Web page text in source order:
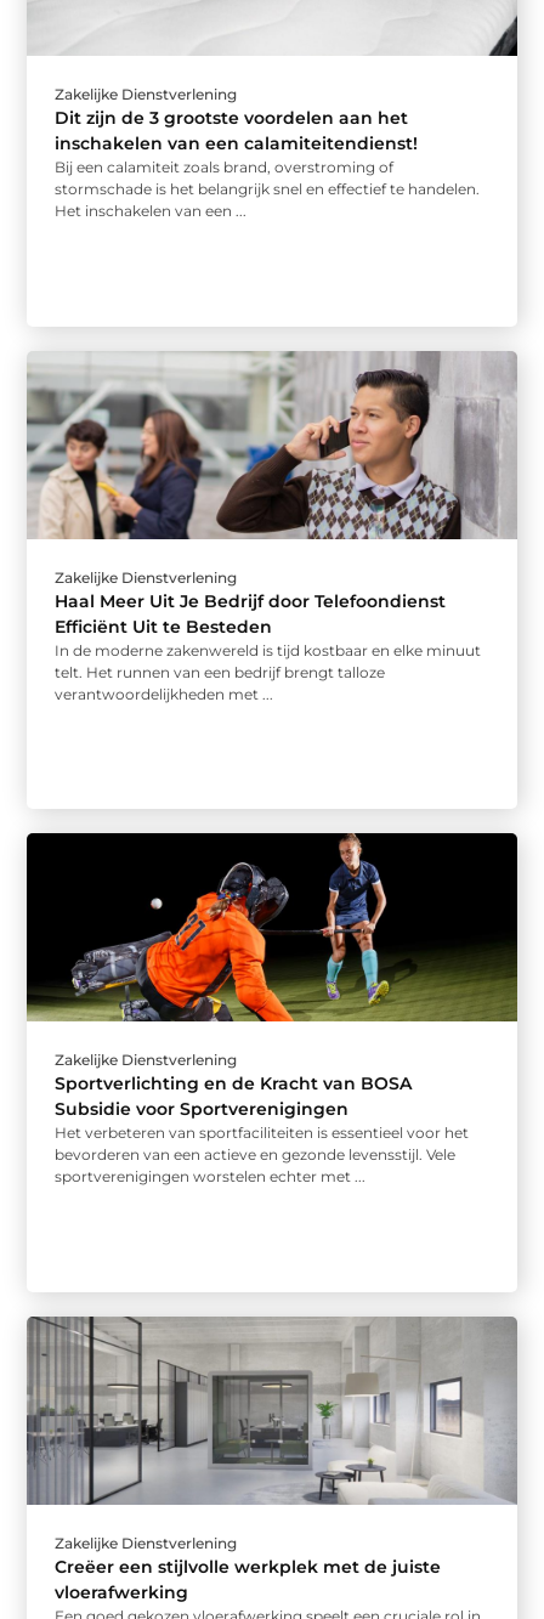
Zakelijke Dienstverlening
Dit zijn de 3 grootste voordelen aan het
inschakelen van een calamiteitendienst!
Bij een calamiteit zoals brand, overstroming of
stormschade is het belangrijk snel en effectief te handelen.
Het inschakelen van een ...
Zakelijke Dienstverlening
Haal Meer Uit Je Bedrijf door Telefoondienst
Efficiënt Uit te Besteden
In de moderne zakenwereld is tijd kostbaar en elke minuut
telt. Het runnen van een bedrijf brengt talloze
verantwoordelijkheden met ...
Zakelijke Dienstverlening
Sportverlichting en de Kracht van BOSA
Subsidie voor Sportverenigingen
Het verbeteren van sportfaciliteiten is essentieel voor het
bevorderen van een actieve en gezonde levensstijl. Vele
sportverenigingen worstelen echter met ...
Zakelijke Dienstverlening
Creëer een stijlvolle werkplek met de juiste
vloerafwerking